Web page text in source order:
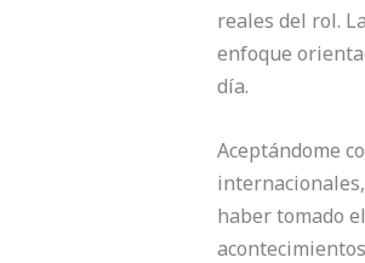
reales del rol.
enfoque
día.
Aceptándome
haber tomado